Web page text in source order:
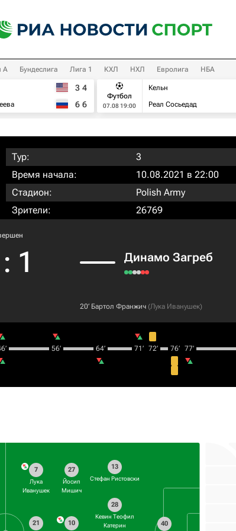
А Бундеслига Лига 1 КХЛ НХЛ Евролига НБА
3 4
6 6
Футбол
07.08 19:00
Кельн
Реал Сосьедад
Тур:
3
Время начала:
10.08.2021 в 22:00
Стадион:
Polish Army
Зрители:
26769
: 1 Динамо Загреб
20‎’‎ Бартол Франжич (Лука Иванушек)
56‎’‎ 64‎’‎ 71‎’‎ 72‎’‎ 76‎’‎ 77‎’‎
40
13
Стефан Ристовски
28
Кевин Теофил
Катерин
27
Йосип
Мишич
10
7
Лука
Иванушек
21